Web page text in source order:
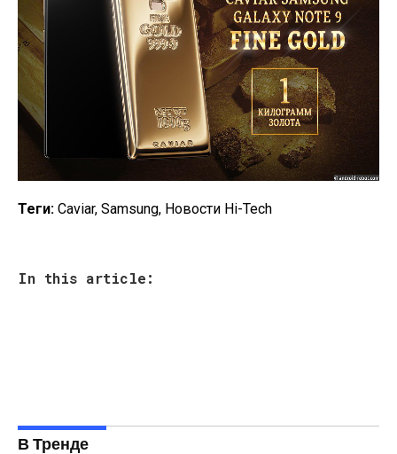
Теги: Caviar, Samsung, Новости Hi-Tech
In this article:
В Тренде